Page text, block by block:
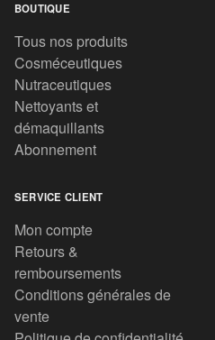
BOUTIQUE
Tous nos produits
Cosméceutiques
Nutraceutiques
Nettoyants et
démaquillants
Abonnement
SERVICE CLIENT
Mon compte
Retours &
remboursements
Conditions générales de
vente